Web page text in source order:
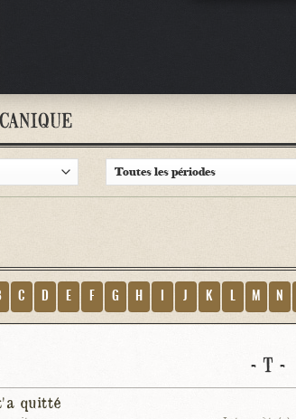
C D E F G H J K M N
- T -
quitté